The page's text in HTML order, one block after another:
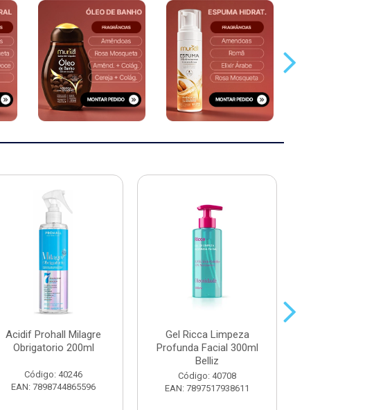
Acidif Prohall Milagre
Obrigatorio 200ml
Código: 40246
EAN: 7898744865596
Gel Ricca Limpeza
Profunda Facial 300ml
Belliz
Código: 40708
EAN: 7897517938611